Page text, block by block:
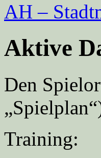
AH –
Aktive
Den
Training: